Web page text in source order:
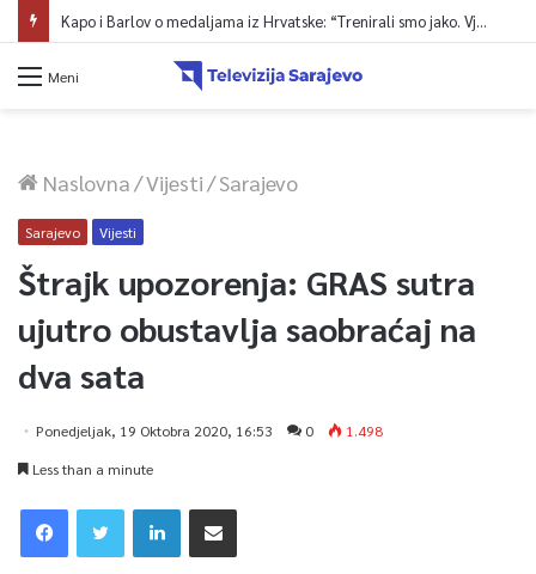
Kapo i Barlov o medaljama iz Hrvatske: “Trenirali smo jako. Vjerovali smo”
Meni
Naslovna/Vijesti/Sarajevo
Sarajevo Vijesti
Štrajk upozorenja: GRAS sutra
ujutro obustavlja saobraćaj na
dva sata
Ponedjeljak, 19 Oktobra 2020, 16:53 0
1.498
Less than a minute